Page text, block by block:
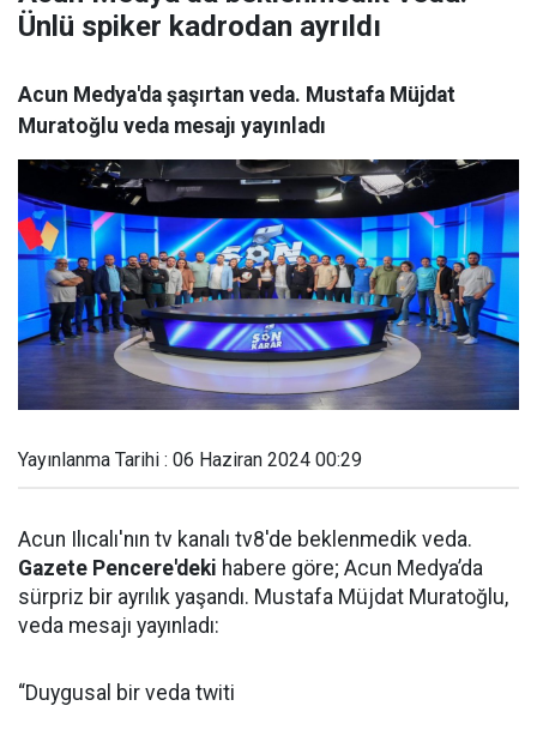
Ünlü spiker kadrodan ayrıldı
Acun Medya'da şaşırtan veda. Mustafa Müjdat
Muratoğlu veda mesajı yayınladı
Yayınlanma Tarihi : 06 Haziran 2024 00:29
Acun Ilıcalı'nın tv kanalı tv8'de beklenmedik veda.
Gazete Pencere'deki habere göre; Acun Medya’da
sürpriz bir ayrılık yaşandı. Mustafa Müjdat Muratoğlu,
veda mesajı yayınladı:
“Duygusal bir veda twiti